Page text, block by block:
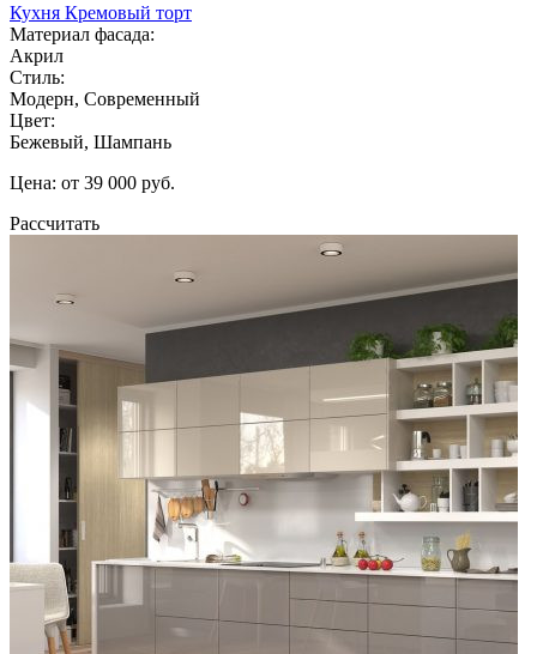
Кухня Кремовый торт
Материал фасада:
Акрил
Стиль:
Модерн, Современный
Цвет:
Бежевый, Шампань
Цена: от 39 000 руб.
Рассчитать